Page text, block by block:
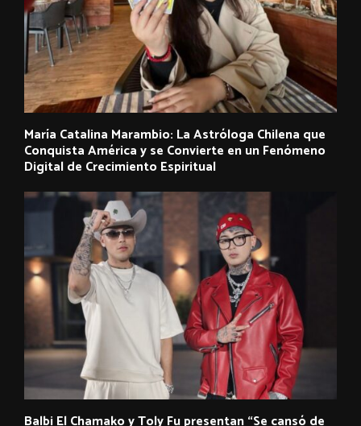
María Catalina Marambio: La Astróloga Chilena que
Conquista América y se Convierte en un Fenómeno
Digital de Crecimiento Espiritual